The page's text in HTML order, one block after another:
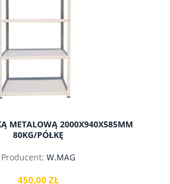
METALOWĄ 2000X940X585MM
80KG/PÓŁKĘ
Producent: W.MAG
450,00 ZŁ